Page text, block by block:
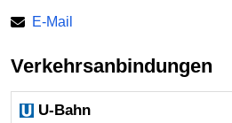
E-Mail
Verkehrsanbindungen
U-Bahn